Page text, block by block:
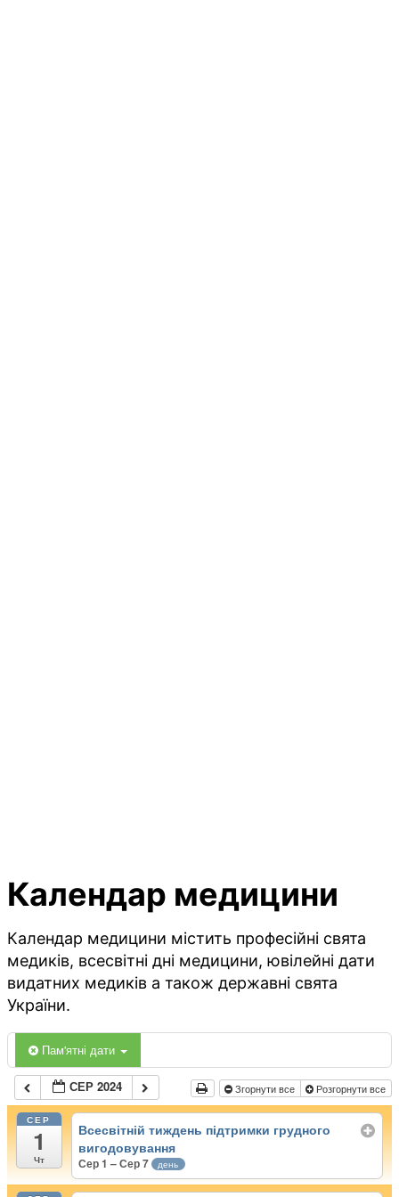
Календар медицини
Календар медицини містить професійні свята
медиків, всесвітні дні медицини, ювілейні дати
видатних медиків а також державні свята
України.
Пам'ятні дати
СЕР 2024 Згорнути все Розгорнути все
СЕР
1
Чт
Всесвітній тиждень підтримки грудного
вигодовування
Сер 1 – Сер 7 день